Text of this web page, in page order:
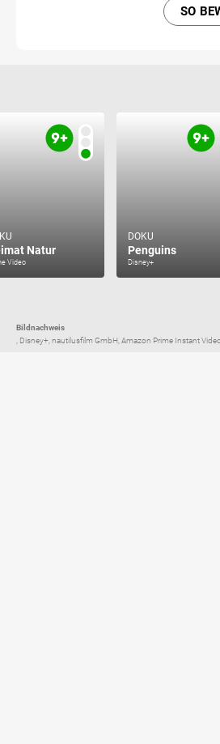
SO
Natur
Video
DOKU
Penguins
Disney+
Bildnachweis
, Disney+, nautilusfilm GmbH, Amazon Prime Instant Video,